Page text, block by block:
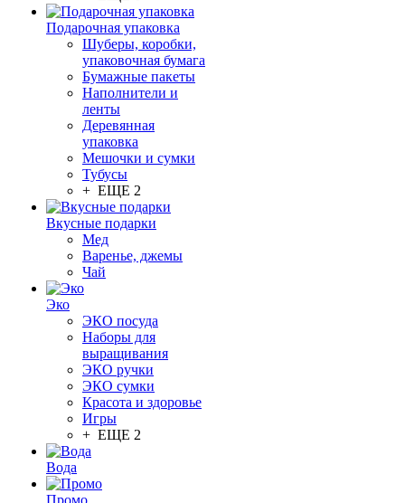
Подарочная упаковка
Шуберы, коробки,
упаковочная бумага
Бумажные пакеты
Наполнители и
ленты
Деревянная
упаковка
Мешочки и сумки
Тубусы
+ ЕЩЕ 2
Вкусные подарки
Мед
Варенье, джемы
Чай
Эко
ЭКО посуда
Наборы для
выращивания
ЭКО ручки
ЭКО сумки
Красота и здоровье
Игры
+ ЕЩЕ 2
Вода
Промо